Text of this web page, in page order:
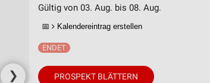
❯
Gültig von 03. Aug. bis 08. Aug.
📅 Kalendereintrag erstellen
PROSPEKT BLÄTTERN